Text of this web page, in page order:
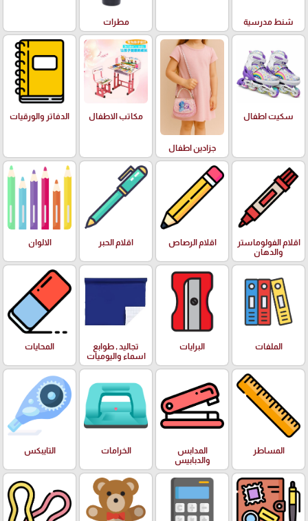
شنط مدرسية مطرات
سكيت اطفال
جزادين اطفال
مكاتب الاطفال الدفاتر والورقيات
اقلام الفولوماستر
والدهان
اقلام الرصاص اقلام الحبر الالوان
الملفات البرايات
تجاليد , طوابع
اسماء واليوميات
المحايات
المساطر
المدابس
والدبابيس
الخرامات التايبكس